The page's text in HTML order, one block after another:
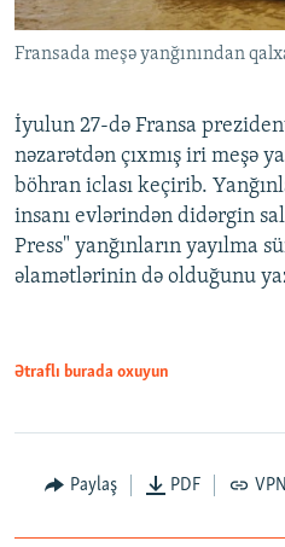
Fransada meşə yanğınından
İyulun 27-də Fransa
nəzarətdən çıxmış iri meşə
böhran iclası keçirib.
insanı evlərindən didərgin
Press" yanğınların yayılma
əlamətlərinin də olduğunu
Ətraflı burada oxuyun
Paylaş PDF